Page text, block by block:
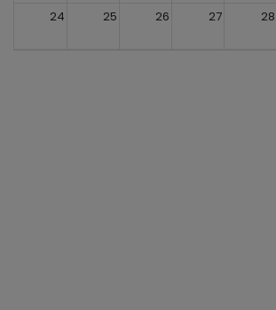
24 25 26 27 28